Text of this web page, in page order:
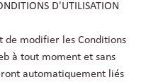
D'UTILISATION
de modifier les Conditions
à tout moment et sans
automatiquement liés